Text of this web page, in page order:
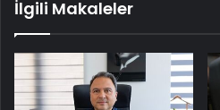
İlgili Makaleler